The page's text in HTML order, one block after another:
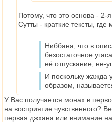
Потому, что это основа -
Сутты - краткие тексты,
Ниббана, что в
безостаточное
её отпускание, не-
И поскольку жажда
образом,
У Вас получается монах в
на воcприятие чувственного?
первая джхана или внимание